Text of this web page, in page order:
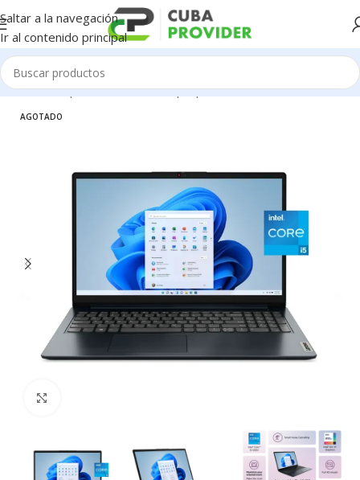
Saltar a la navegación
Ir al contenido principal
Inicio/Componentes de PC/Laptop
AGOTADO